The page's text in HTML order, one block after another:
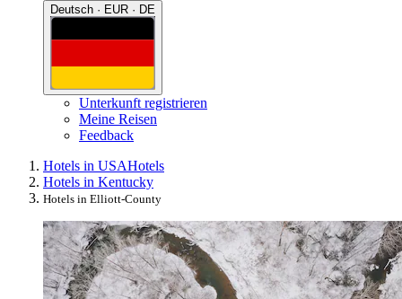
Deutsch · EUR · DE
Unterkunft registrieren
Meine Reisen
Feedback
Hotels in USAHotels
Hotels in Kentucky
Hotels in Elliott-County